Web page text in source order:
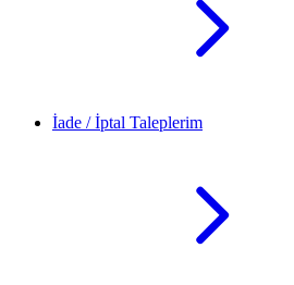
İade / İptal Taleplerim